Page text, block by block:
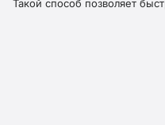
Такой способ позволяет